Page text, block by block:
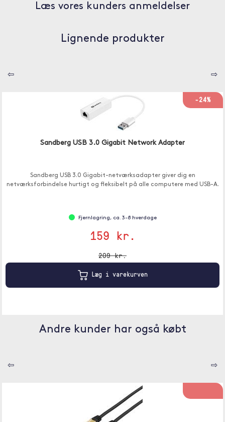
Læs vores kunders anmeldelser
Lignende produkter
⇦ ⇨
-24%
Sandberg USB 3.0 Gigabit Network Adapter
Sandberg USB 3.0 Gigabit-netværksadapter giver dig en
netværksforbindelse hurtigt og fleksibelt på alle computere med USB-A.
Fjernlagring, ca. 3-8 hverdage
159 kr.
209 kr.
Læg i varekurven
Andre kunder har også købt
⇦ ⇨